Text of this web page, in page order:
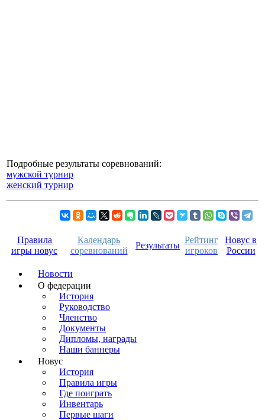
Подробные результаты соревнований:
мужской турнир
женский турнир
Правила
игры новус
Календарь
соревнований
Результаты
Рейтинг
игроков
Новус в
России
Новости
О федерации
История
Руководство
Членство
Документы
Дипломы, награды
Наши баннеры
Новус
История
Правила игры
Где поиграть
Инвентарь
Первые шаги